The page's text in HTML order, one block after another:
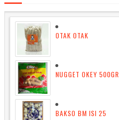
OTAK OTAK
NUGGET OKEY 500GR
BAKSO BM ISI 25